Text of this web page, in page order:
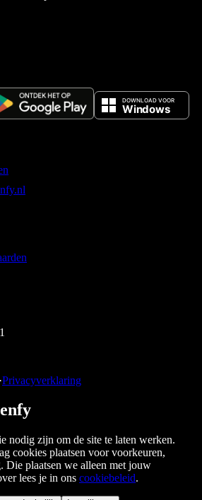
·Privacyverklaring
nodig zijn om de site te laten werken.
cookies plaatsen voor voorkeuren,
Die plaatsen we alleen met jouw
lees je in ons cookiebeleid.